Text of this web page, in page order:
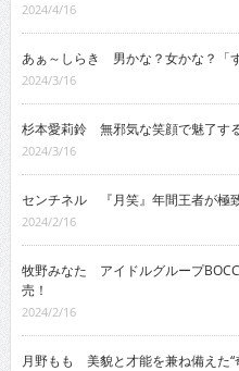
2024/4/16
あぁ～しらき 男かな？女かな？「
2024/3/16
杉本愛莉鈴 無邪気な笑顔で魅了す
2024/3/16
センチネル 『月笑』年間王者が極
2024/2/16
牧野みなた アイドルグループ
売！
2024/2/16
月野もも 美貌と才能を兼ね備えた“